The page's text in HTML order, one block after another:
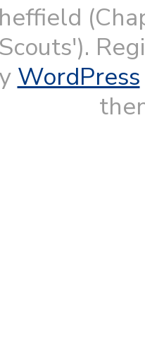
WordPress